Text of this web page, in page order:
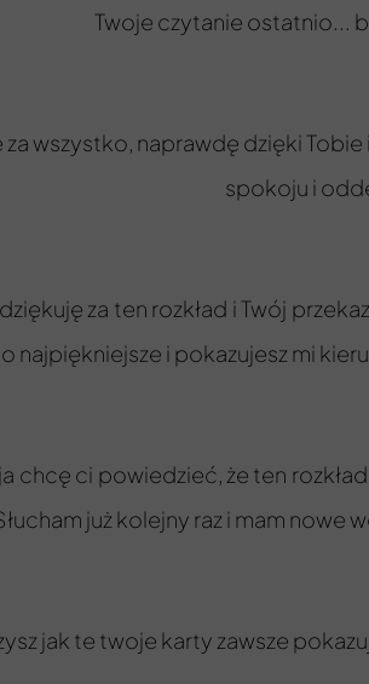
jak te twoje karty zawsze
chcę ci powiedzieć, że ten
już kolejny raz i mam nowe
za ten rozkład i Twój
najpiękniejsze i pokazujesz mi
za wszystko, naprawdę dzięki
spokoju i
Twoje czytanie ostatnio...